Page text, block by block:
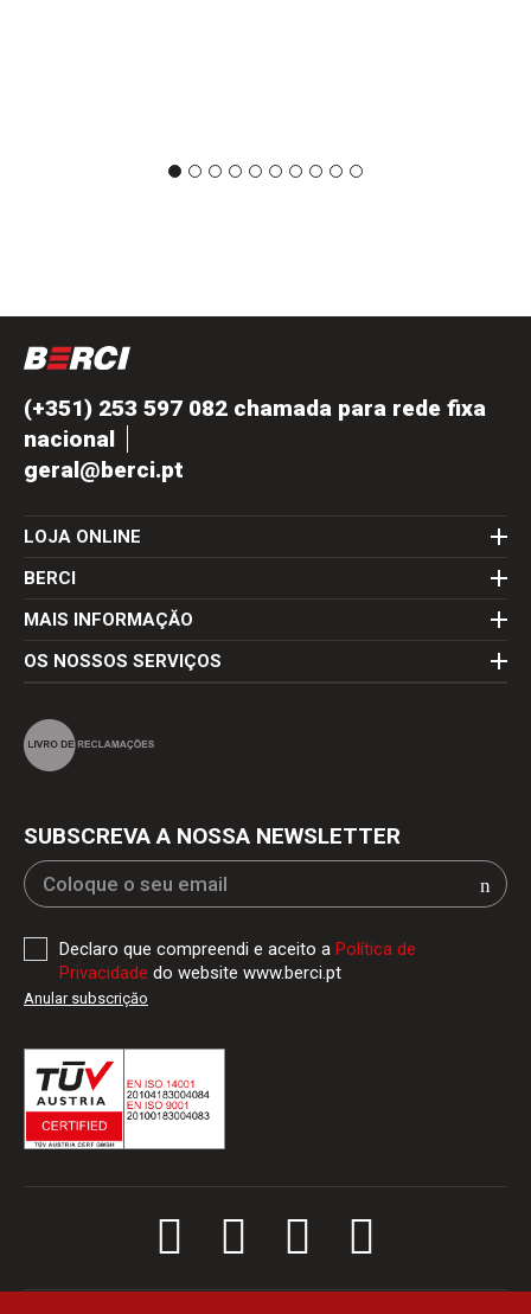
(+351) 253 597 082 chamada para rede fixa
nacional
geral@berci.pt
LOJA ONLINE
BERCI
MAIS INFORMAÇĂO
OS NOSSOS SERVIÇOS
SUBSCREVA A NOSSA NEWSLETTER
Declaro que compreendi e aceito a Política de
Privacidade do website www.berci.pt
Anular subscriçăo